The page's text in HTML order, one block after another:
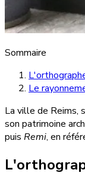
Sommaire
Le
La ville de Reims,
son patrimoine
puis Remi, en